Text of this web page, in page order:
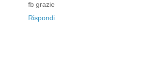
fb grazie
Rispondi